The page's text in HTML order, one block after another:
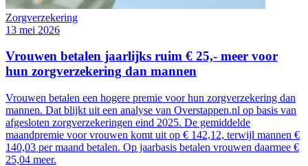
Zorgverzekering
13 mei 2026
Vrouwen betalen jaarlijks ruim € 25,- meer voor
hun zorgverzekering dan mannen
Vrouwen betalen een hogere premie voor hun zorgverzekering dan
mannen. Dat blijkt uit een analyse van Overstappen.nl op basis van
afgesloten zorgverzekeringen eind 2025. De gemiddelde
maandpremie voor vrouwen komt uit op € 142,12, terwijl mannen €
140,03 per maand betalen. Op jaarbasis betalen vrouwen daarmee €
25,04 meer.